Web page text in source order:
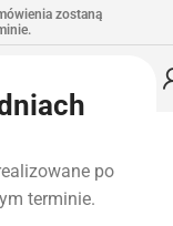
po
terminie.
zostaną